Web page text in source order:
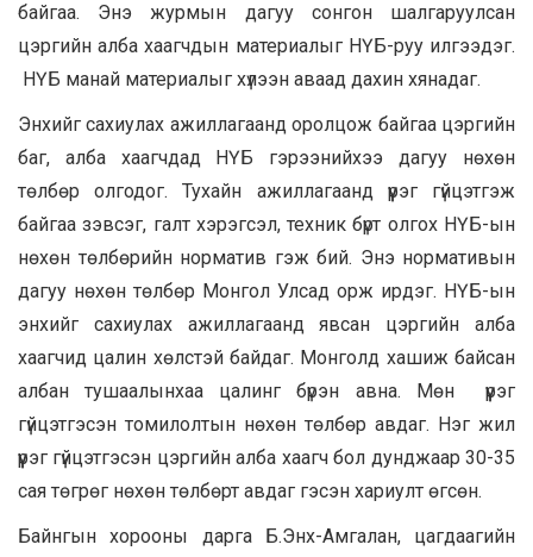
байгаа. Энэ журмын дагуу сонгон шалгаруулсан
цэргийн алба хаагчдын материалыг НҮБ-руу илгээдэг.
НҮБ манай материалыг хүлээн аваад дахин хянадаг.
Энхийг сахиулах ажиллагаанд оролцож байгаа цэргийн
баг, алба хаагчдад НҮБ гэрээнийхээ дагуу нөхөн
төлбөр олгодог. Тухайн ажиллагаанд үүрэг гүйцэтгэж
байгаа зэвсэг, галт хэрэгсэл, техник бүрт олгох НҮБ-ын
нөхөн төлбөрийн норматив гэж бий. Энэ нормативын
дагуу нөхөн төлбөр Монгол Улсад орж ирдэг. НҮБ-ын
энхийг сахиулах ажиллагаанд явсан цэргийн алба
хаагчид цалин хөлстэй байдаг. Монголд хашиж байсан
албан тушаалынхаа цалинг бүрэн авна. Мөн үүрэг
гүйцэтгэсэн томилолтын нөхөн төлбөр авдаг. Нэг жил
үүрэг гүйцэтгэсэн цэргийн алба хаагч бол дунджаар 30-35
сая төгрөг нөхөн төлбөрт авдаг гэсэн хариулт өгсөн.
Байнгын хорооны дарга Б.Энх-Амгалан, цагдаагийн